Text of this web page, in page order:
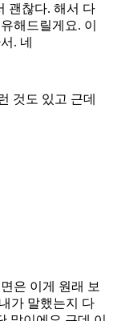
괜찮다. 해서 다
해드릴게요. 이
. 네
것도 있고 근데
은 이게 원래 보
가 말했는지 다